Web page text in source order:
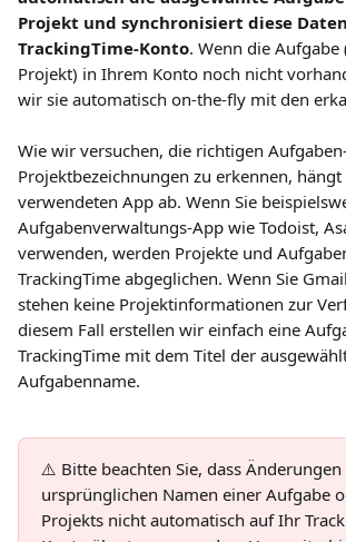
Projekt und synchronisiert diese
TrackingTime-Konto. Wenn die Aufgabe
Projekt) in Ihrem Konto noch nicht
wir sie automatisch on-the-fly mit den
Wie wir versuchen, die richtigen
Projektbezeichnungen zu erkennen,
verwendeten App ab. Wenn Sie
Aufgabenverwaltungs-App wie Todoist,
verwenden, werden Projekte und
TrackingTime abgeglichen. Wenn Sie
stehen keine Projektinformationen zur
diesem Fall erstellen wir einfach eine
TrackingTime mit dem Titel der
Aufgabenname.
⚠️ Bitte beachten Sie, dass Änderungen
ursprünglichen Namen einer Aufgabe
Projekts nicht automatisch auf Ihr